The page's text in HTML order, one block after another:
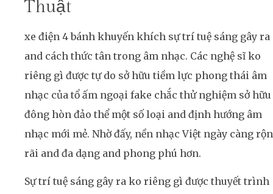
Thuật
xe điện 4 bánh khuyến khích sự trí tuệ sáng gây ra
and cách thức tân trong âm nhạc. Các nghệ sĩ ko
riêng gì được tự do sở hữu tiềm lực phong thái âm
nhạc của tổ ấm ngoại fake chắc thử nghiệm sở hữu
đông hòn đảo thể một số loại and định hướng âm
nhạc mới mẻ. Nhờ đấy, nền nhạc Việt ngày càng
rãi and đa dạng and phong phú hơn.
Sự trí tuệ sáng gây ra ko riêng gì được thuyết trình